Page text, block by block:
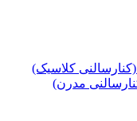
کلاسیک)
مدرن)